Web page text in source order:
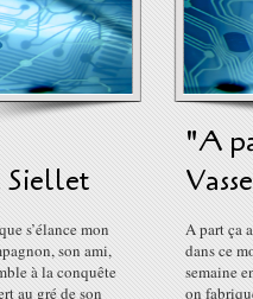
Siellet
s’élance mon
son ami,
à la conquête
au gré de son
"A
A part ça
dans ce
semaine
on